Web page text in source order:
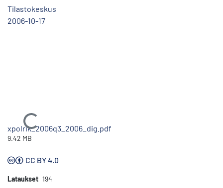
Tilastokeskus
2006-10-17
Ladataan...
xpolrik_2006q3_2006_dig.pdf
9.42 MB
CC BY 4.0
Lataukset 194